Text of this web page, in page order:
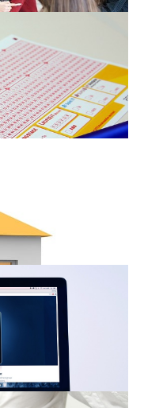
lupič a
sázení